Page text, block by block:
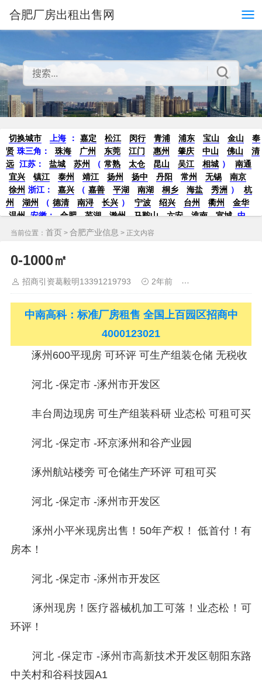
合肥厂房出租出售网
切换城市 上海 ： 嘉定 松江 闵行 青浦 浦东 宝山 金山
奉
贤 珠三角： 珠海 广州 东莞 江门 惠州 肇庆 中山 佛山
清
远 江苏 ： 盐城 苏州 （ 常熟 太仓 昆山 吴江 相城 ）
南通
宜兴
镇江 泰州 靖江 扬州 扬中 丹阳 常州 无锡
南京
徐州 浙江： 嘉兴 （ 嘉善 平湖 南湖 桐乡 海盐 秀洲 ）
杭
州
湖州 （ 德清 南浔 长兴 ） 宁波 绍兴 台州 衢州
金华
温州 安徽： 合肥 芜湖 滁州 马鞍山 六安 淮南 宣城 中
部：
南昌 郑州 洛阳 新密 武汉 宜昌
安
香河 大厂
晋中
沈阳 济南
威海
烟台 青岛 福建： 福州 漳州 泉州
南宁 华北： 沈阳 大连 海外园区： 印尼 泰国 越南
柬埔寨
马来西亚
新加坡 墨西哥 荷兰 美国 地产商： 灯塔瓴科
中南
华夏幸福 联东U谷 万洋 均和 平谦迈高 咨询热线：
当前位置： 首页 > 合肥产业信息 > 正文内容
0-1000㎡
招商引资葛毅明13391219793 2年前
中南高科：标准厂房租售 全国上百园区招商中
4000123021
涿州600平现房 可环评 可生产组装仓储 无税收
河北 -保定市 -涿州市开发区
丰台周边现房 可生产组装科研 业态松 可租可买
河北 -保定市 -环京涿州和谷产业园
涿州航站楼旁 可仓储生产环评 可租可买
河北 -保定市 -涿州市开发区
涿州小平米现房出售！50年产权！ 低首付！有
房本！
河北 -保定市 -涿州市开发区
涿州现房！医疗器械机加工可落！业态松！可
环评！
河北 -保定市 -涿州市高新技术开发区朝阳东路
中关村和谷科技园A1